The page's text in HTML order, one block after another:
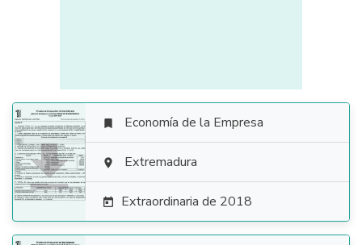

 Economía de la Empresa
 Extremadura
 Extraordinaria de 2018